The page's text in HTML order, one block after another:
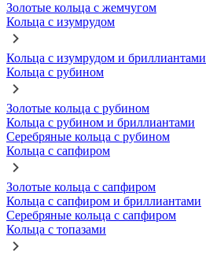
Золотые кольца с жемчугом
Кольца с изумрудом
Кольца с изумрудом и бриллиантами
Кольца с рубином
Золотые кольца с рубином
Кольца с рубином и бриллиантами
Серебряные кольца с рубином
Кольца с сапфиром
Золотые кольца с сапфиром
Кольца с сапфиром и бриллиантами
Серебряные кольца с сапфиром
Кольца с топазами